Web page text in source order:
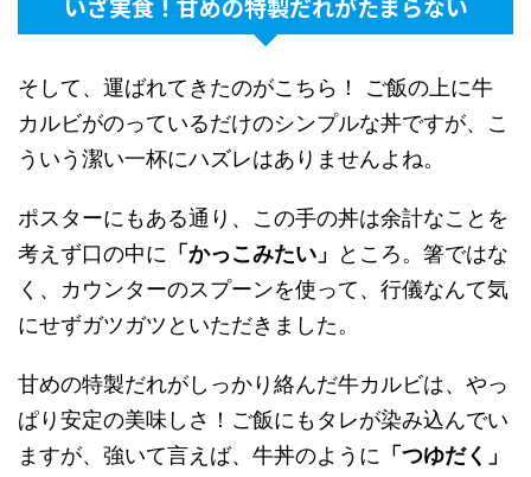
いざ実食！甘めの特製だれがたまらない
そして、運ばれてきたのがこちら！ ご飯の上に牛
カルビがのっているだけのシンプルな丼ですが、こ
ういう潔い一杯にハズレはありませんよね。
ポスターにもある通り、この手の丼は余計なことを
考えず口の中に 「かっこみたい」
ところ。箸ではな
く、カウンターのスプーンを使って、行儀なんて気
にせずガツガツといただきました。
甘めの特製だれがしっかり絡んだ牛カルビは、やっ
ぱり安定の美味しさ！ご飯にもタレが染み込んでい
ますが、強いて言えば、牛丼のように 「つゆだく」